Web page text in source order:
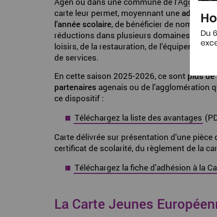
carte leur permet, moyennant une
l’année scolaire, de bénéficier de nombreux
réductions dans plusieurs domaines
loisirs, de la restauration, de l’équipement,
de services.
En cette saison 2025-2026, ce sont plus de
partenaires agenais ou de l’agglomération
ce dispositif :
Téléchargez la liste des avantages
Carte délivrée sur présentation d'une
certificat de scolarité, du règlement de la
Téléchargez la fiche d'adhésion à la
La Carte Jeunes
Du